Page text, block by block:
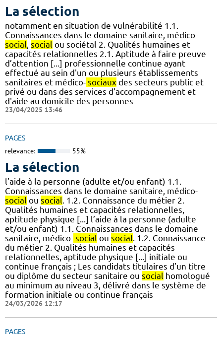
La sélection
notamment en situation de vulnérabilité 1.1.
Connaissances dans le domaine sanitaire, médico-
social social ou sociétal 2. Qualités humaines et
capacités relationnelles 2.1. Aptitude à faire preuve
d’attention [...] professionnelle continue ayant
effectué au sein d'un ou plusieurs établissements
sanitaires et médico- sociaux des secteurs public et
privé ou dans des services d'accompagnement et
d'aide au domicile des personnes
23/04/2025 13:46
PAGES
relevance: 55%
La sélection
l’aide à la personne (adulte et/ou enfant) 1.1.
Connaissances dans le domaine sanitaire, médico-
social ou social. 1.2. Connaissance du métier 2.
Qualités humaines et capacités relationnelles,
aptitude physique [...] l’aide à la personne (adulte
et/ou enfant) 1.1. Connaissances dans le domaine
sanitaire, médico- social ou social. 1.2. Connaissance
du métier 2. Qualités humaines et capacités
relationnelles, aptitude physique [...] initiale ou
continue français ; Les candidats titulaires d’un titre
ou diplôme du secteur sanitaire ou social homologué
au minimum au niveau 3, délivré dans le système de
formation initiale ou continue français
24/03/2026 12:17
PAGES